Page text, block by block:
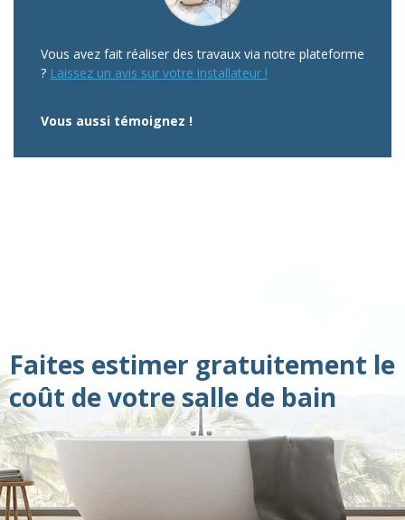
Vous avez fait réaliser des travaux via notre plateforme
? Laissez un avis sur votre installateur !
Vous aussi témoignez !
Faites estimer gratuitement le
coût de votre salle de bain